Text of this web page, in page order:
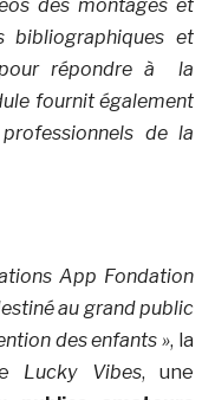
des montages et
bibliographiques et
pour répondre à la
fournit également
de la
App Fondation
au grand public
des enfants », la
Lucky Vibes, une